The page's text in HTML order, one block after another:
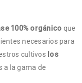
100% orgánico que
necesarios para
cultivos los
a la gama de